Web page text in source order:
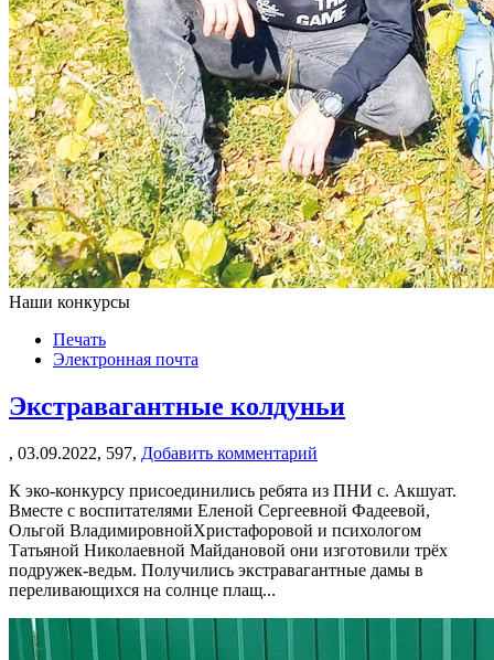
Наши конкурсы
Печать
Электронная почта
Экстравагантные колдуньи
, 03.09.2022, 597, Добавить комментарий
К эко-конкурсу присоединились ребята из ПНИ с. Акшуат.
Вместе с воспитателями Еленой Сергеевной Фадеевой,
Ольгой ВладимировнойХристафоровой и психологом
Татьяной Николаевной Майдановой они изготовили трёх
подружек-ведьм. Получились экстравагантные дамы в
переливающихся на солнце плащ...